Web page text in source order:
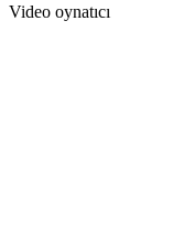
Video oynatıcı